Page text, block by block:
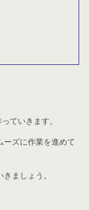
ていきます。
ーズに作業を進めて
ましょう。